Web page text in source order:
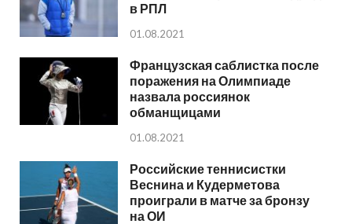
в РПЛ
01.08.2021
Французская саблистка после
поражения на Олимпиаде
назвала россиянок
обманщицами
01.08.2021
Российские теннисистки
Веснина и Кудерметова
проиграли в матче за бронзу
на ОИ